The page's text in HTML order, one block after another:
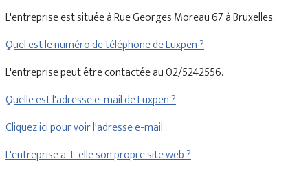
L'entreprise est située à Rue Georges Moreau 67 à Bruxelles.
Quel est le numéro de téléphone de Luxpen ?
L'entreprise peut être contactée au 02/5242556.
Quelle est l'adresse e-mail de Luxpen ?
Cliquez ici pour voir l'adresse e-mail.
L'entreprise a-t-elle son propre site web ?